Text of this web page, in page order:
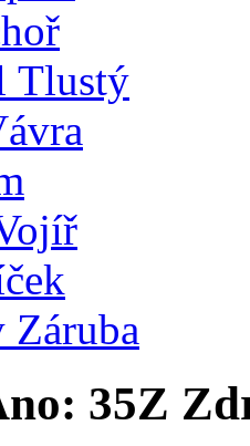
Tlustý
Záruba
35Z